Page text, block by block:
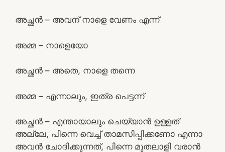
അച്ഛൻ – അവന് നാളെ വേണം എന്ന്
അമ്മ – നാളെയോ
അച്ഛൻ – അതെ, നാളെ തന്നെ
അമ്മ – എന്നാലും, ഇത്ര പെട്ടന്ന്
അച്ഛൻ – എന്തായാലും ചെയ്യാൻ ഉള്ളത്
അല്ലേ, പിന്നെ വെച്ച് താമസിപ്പിക്കണോ എന്നാ
അവൻ ചോദിക്കുന്നത്, പിന്നെ മുതലാളി വരാൻ